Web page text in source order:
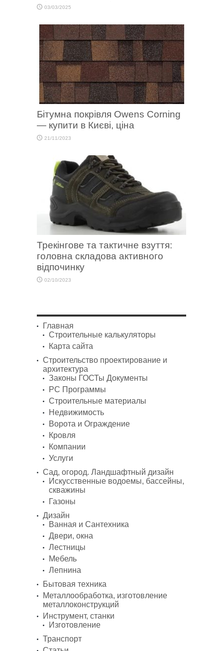
03/03/2025
Бітумна покрівля Owens Corning
— купити в Києві, ціна
21/11/2023
Трекінгове та тактичне взуття:
головна складова активного
відпочинку
02/10/2023
Главная
Строительные калькуляторы
Карта сайта
Строительство проектирование и
архитектура
Законы ГОСТы Документы
PC Программы
Строительные материалы
Недвижимость
Ворота и Ограждение
Кровля
Компании
Услуги
Сад, огород. Ландшафтный дизайн
Искусственные водоемы, бассейны,
скважины
Газоны
Дизайн
Ванная и Сантехника
Двери, окна
Лестницы
Мебель
Лепнина
Бытовая техника
Металлообработка, изготовление
металлоконструкций
Инструмент, станки
Изготовление
Транспорт